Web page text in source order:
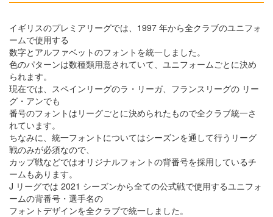
イギリスのプレミアリーグでは、1997 年から全クラブのユニフォ
ームで使用する
数字とアルファベットのフォントを統一しました。
色のパターンは数種類用意されていて、ユニフォームごとに決め
られます。
現在では、スペインリーグのラ・リーガ、フランスリーグの リー
グ・アンでも
番号のフォントはリーグごとに決められたもので全クラブ統一さ
れています。
ちなみに、統一フォントについてはシーズンを通して行うリーグ
戦のみが必須なので、
カップ戦などではオリジナルフォントの背番号を採用しているチ
ームもあります。
J リーグでは 2021 シーズンから全ての公式戦で使用するユニフォ
ームの背番号・選手名の
フォントデザインを全クラブで統一しました。